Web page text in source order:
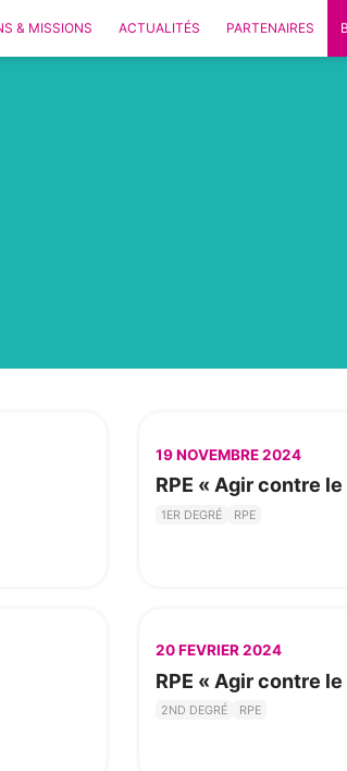
& MISSIONS ACTUALITÉS PARTENAIRES
19 NOVEMBRE 2024
RPE « Agir contre
1ER DEGRÉ RPE
20 FEVRIER 2024
RPE « Agir contre
2ND DEGRÉ RPE